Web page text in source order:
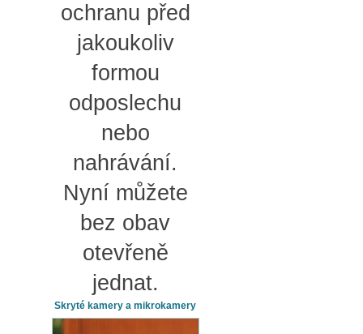
ochranu před
jakoukoliv
formou
odposlechu
nebo
nahrávání.
Nyní můžete
bez obav
otevřeně
jednat.
Skryté kamery a mikrokamery